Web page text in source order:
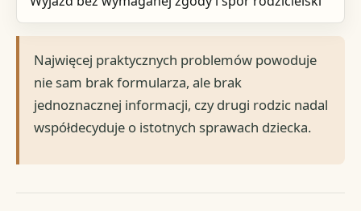
Najwięcej praktycznych problemów powoduje
nie sam brak formularza, ale brak
jednoznacznej informacji, czy drugi rodzic nadal
współdecyduje o istotnych sprawach dziecka.